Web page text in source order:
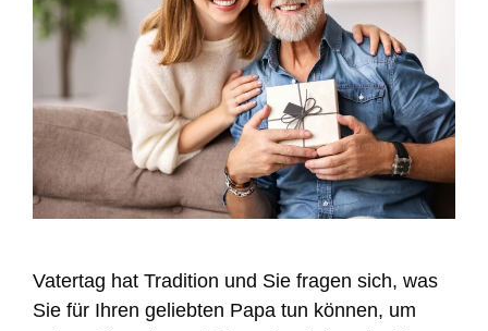
Vatertag hat Tradition und Sie fragen sich, was
Sie für Ihren geliebten Papa tun können, um